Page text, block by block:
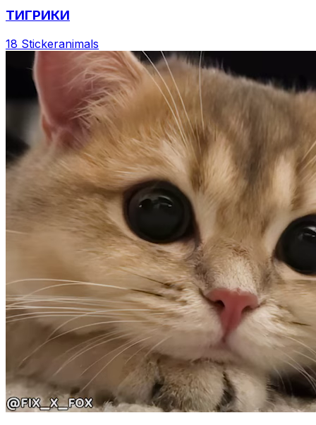
ТИГРИКИ
18 Stickeranimals